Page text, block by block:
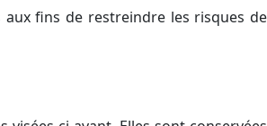
fins de restreindre les risques de